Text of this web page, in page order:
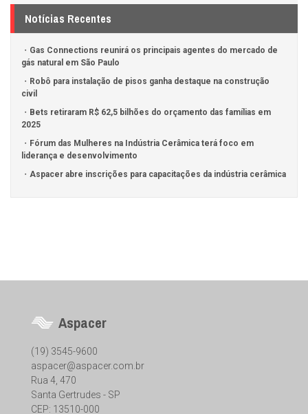
Notícias Recentes
Gas Connections reunirá os principais agentes do mercado de
gás natural em São Paulo
Robô para instalação de pisos ganha destaque na construção
civil
Bets retiraram R$ 62,5 bilhões do orçamento das famílias em
2025
Fórum das Mulheres na Indústria Cerâmica terá foco em
liderança e desenvolvimento
Aspacer abre inscrições para capacitações da indústria cerâmica
Aspacer
(19) 3545-9600
aspacer@aspacer.com.br
Rua 4, 470
Santa Gertrudes - SP
CEP: 13510-000